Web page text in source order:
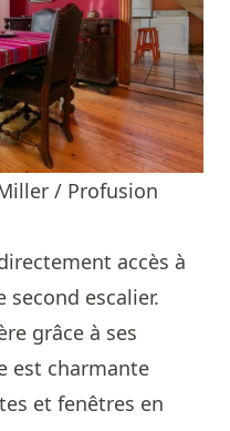
/ Profusion
accès à
escalier.
grâce à ses
est charmante
et fenêtres en